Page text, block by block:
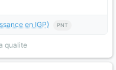
en IGP) PNT
qualite